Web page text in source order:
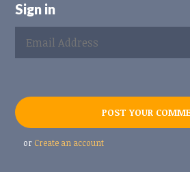
Sign in
or Create an account